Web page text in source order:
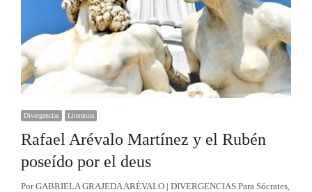
Divergencias Literatura
Rafael Arévalo Martínez y el Rubén
poseído por el deus
Por GABRIELA GRAJEDA ARÉVALO | DIVERGENCIAS Para Sócrates,